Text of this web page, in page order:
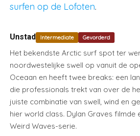
surfen op de Lofoten.
Unstad Intermediate Gevorderd
Het bekendste Arctic surf spot ter
noordwestelijke swell op vanuit de
Oceaan en heeft twee breaks: een
die professionals trekt van over de
juiste combinatie van swell, wind en
hier world class. Dylan Graves filmde
Weird Waves-serie.